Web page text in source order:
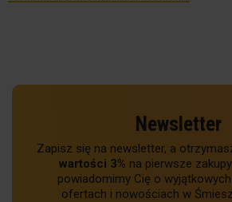
Newsletter
Zapisz się na newsletter, a
wartości 3% na pierwsze
powiadomimy Cię o
ofertach i nowościach w